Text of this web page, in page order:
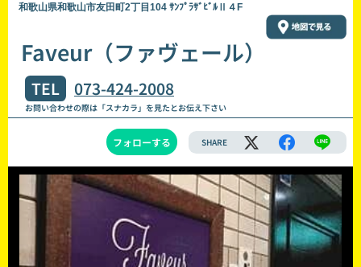
和歌山県和歌山市友田町2丁目104 ｻﾝﾌﾟﾗｻﾞﾋﾞﾙⅡ４F
Faveur（ファヴェール）
TEL 073-424-2008
お問い合わせの際は「スナカラ」を見たとお伝え下さい
フォローする SHARE